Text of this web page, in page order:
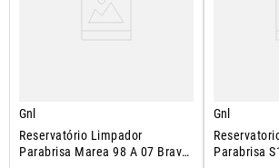
Gnl
Reservatório Limpador
Parabrisa Marea 98 A 07 Brava
Gnl
Parabrisa